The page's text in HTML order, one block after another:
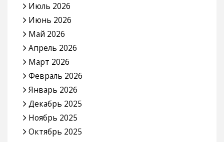
Июль 2026
Июнь 2026
Май 2026
Апрель 2026
Март 2026
Февраль 2026
Январь 2026
Декабрь 2025
Ноябрь 2025
Октябрь 2025